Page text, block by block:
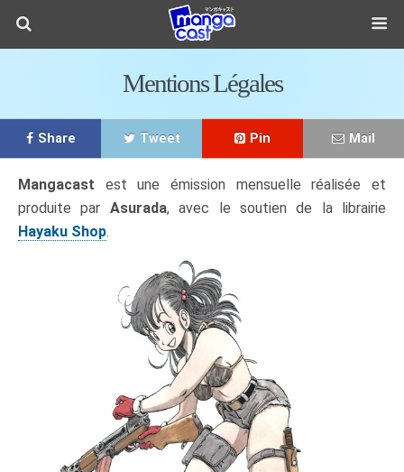
Mentions Légales
Share Tweet Pin Mail
Mangacast est une émission mensuelle réalisée et
produite par Asurada, avec le soutien de la librairie
Hayaku Shop.